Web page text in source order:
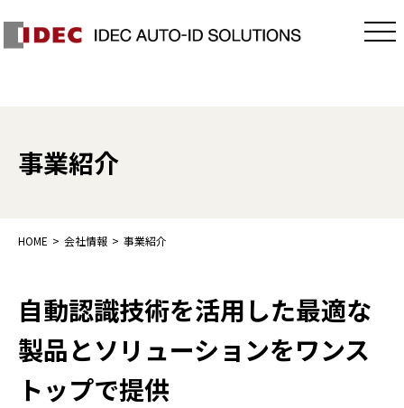
事業紹介
HOME 会社情報 事業紹介
自動認識技術を活用した最適な
製品とソリューションをワンス
トップで提供